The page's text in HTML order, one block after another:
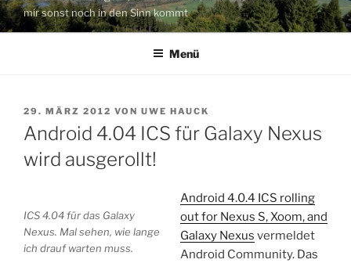
mir sonst noch in den Sinn kommt
Menü
VERÖFFENTLICHT
AM
29. MÄRZ 2012 VON UWE HAUCK
Android 4.04 ICS für Galaxy Nexus
wird ausgerollt!
ICS 4.04 für das Galaxy
Nexus. Mal sehen, wie lange
ich drauf warten muss.
Android 4.0.4 ICS rolling
out for Nexus S, Xoom, and
Galaxy Nexus vermeldet
Android Community. Das